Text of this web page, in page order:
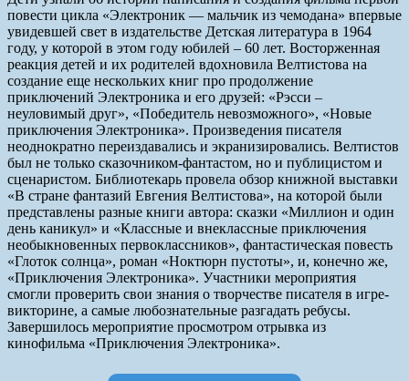
повести цикла «Электроник — мальчик из чемодана» впервые
увидевшей свет в издательстве Детская литература в 1964
году, у которой в этом году юбилей – 60 лет. Восторженная
реакция детей и их родителей вдохновила Велтистова на
создание еще нескольких книг про продолжение
приключений Электроника и его друзей: «Рэсси –
неуловимый друг», «Победитель невозможного», «Новые
приключения Электроника». Произведения писателя
неоднократно переиздавались и экранизировались. Велтистов
был не только сказочником-фантастом, но и публицистом и
сценаристом. Библиотекарь провела обзор книжной выставки
«В стране фантазий Евгения Велтистова», на которой были
представлены разные книги автора: сказки «Миллион и один
день каникул» и «Классные и внеклассные приключения
необыкновенных первоклассников», фантастическая повесть
«Глоток солнца», роман «Ноктюрн пустоты», и, конечно же,
«Приключения Электроника». Участники мероприятия
смогли проверить свои знания о творчестве писателя в игре-
викторине, а самые любознательные разгадать ребусы.
Завершилось мероприятие просмотром отрывка из
кинофильма «Приключения Электроника».